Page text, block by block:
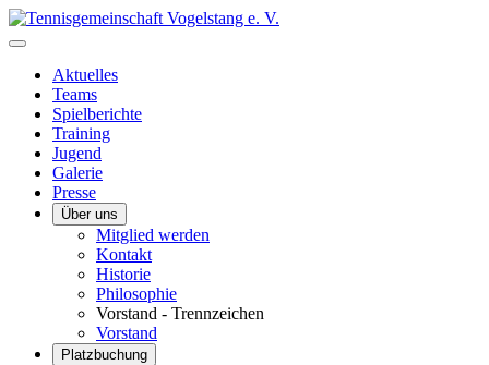
Aktuelles
Teams
Spielberichte
Training
Jugend
Galerie
Presse
Über uns
Mitglied werden
Kontakt
Historie
Philosophie
Vorstand - Trennzeichen
Vorstand
Platzbuchung